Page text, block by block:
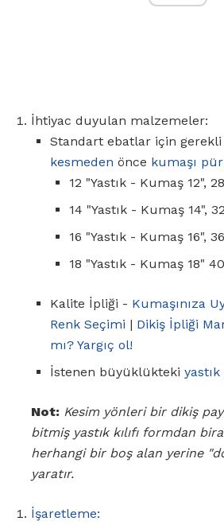
İhtiyac duyulan malzemeler:
Standart ebatlar için gerekli
kesmeden önce kumaşı
12 "Yastık - Kumaş 12",
14 "Yastık - Kumaş 14",
16 "Yastık - Kumaş 16",
18 "Yastık - Kumaş 18"
Kalite İpliği - Kumaşınıza
Renk Seçimi | Dikiş İpliği
mı? Yargıç ol!
İstenen büyüklükteki
Not: Kesim yönleri bir dikiş
bitmiş yastık kılıfı formdan
herhangi bir boş alan yerine
yaratır.
İşaretleme: